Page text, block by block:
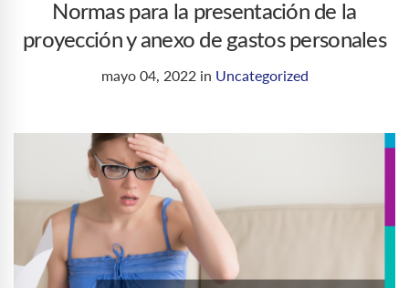
Normas para la presentación de la
proyección y anexo de gastos personales
mayo 04, 2022 in Uncategorized